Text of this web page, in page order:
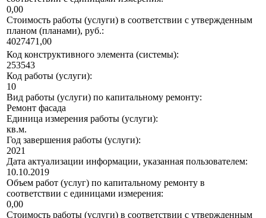
0,00
Стоимость работы (услуги) в соответствии с утвержденным
планом (планами), руб.:
4027471,00
Код конструктивного элемента (системы):
253543
Код работы (услуги):
10
Вид работы (услуги) по капитальному ремонту:
Ремонт фасада
Единица измерения работы (услуги):
кв.м.
Год завершения работы (услуги):
2021
Дата актуализации информации, указанная пользователем:
10.10.2019
Объем работ (услуг) по капитальному ремонту в
соответствии с единицами измерения:
0,00
Стоимость работы (услуги) в соответствии с утвержденным